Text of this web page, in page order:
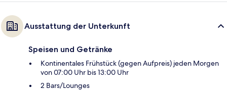
Ausstattung der Unterkunft
Speisen und Getränke
Kontinentales Frühstück (gegen Aufpreis) jeden Morgen
von 07:00 Uhr bis 13:00 Uhr
2 Bars/Lounges